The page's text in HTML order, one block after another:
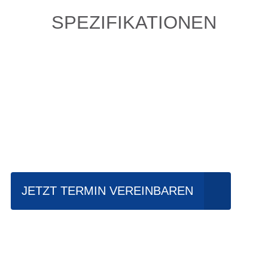
SPEZIFIKATIONEN
JETZT TERMIN VEREINBAREN